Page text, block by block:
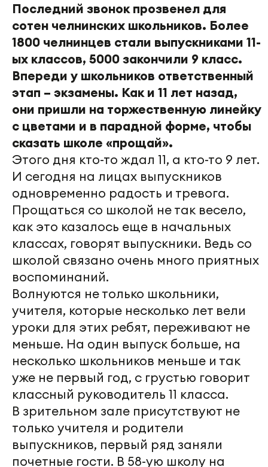
Последний звонок прозвенел для
сотен челнинских школьников. Более
1800 челнинцев стали выпускниками 11-
ых классов, 5000 закончили 9 класс.
Впереди у школьников ответственный
этап – экзамены. Как и 11 лет назад,
они пришли на торжественную линейку
с цветами и в парадной форме, чтобы
сказать школе «прощай».
Этого дня кто-то ждал 11, а кто-то 9 лет.
И сегодня на лицах выпускников
одновременно радость и тревога.
Прощаться со школой не так весело,
как это казалось еще в начальных
классах, говорят выпускники. Ведь со
школой связано очень много приятных
воспоминаний.
Волнуются не только школьники,
учителя, которые несколько лет вели
уроки для этих ребят, переживают не
меньше. На один выпуск больше, на
несколько школьников меньше и так
уже не первый год, с грустью говорит
классный руководитель 11 класса.
В зрительном зале присутствуют не
только учителя и родители
выпускников, первый ряд заняли
почетные гости. В 58-ую школу на